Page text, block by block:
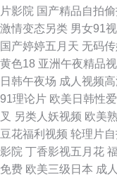
片影院 国产精品自拍
激情变态另类 男女91
国产婷婷五月天 无码
黄色18 亚洲午夜精品
日韩午夜场 成人视频
91理论片 欧美日韩性
叉 另类人妖视频 欧美
豆花福利视频 轮理片
影院 丁香影视五月花
免费 欧美三级日本 成